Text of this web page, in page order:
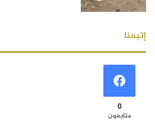
إتبعنا
0
متابعون